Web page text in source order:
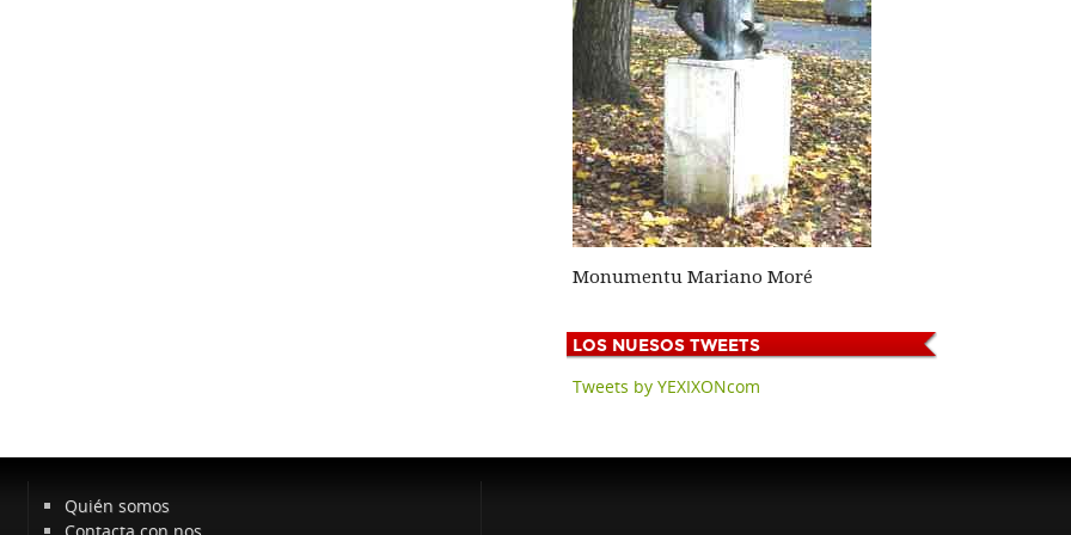
Monumentu Mariano Moré
LOS NUESOS TWEETS
Tweets by YEXIXONcom
Quién somos